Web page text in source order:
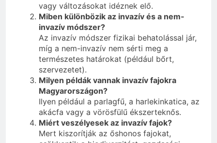
vagy változásokat idéznek elő.
Miben különbözik az invazív és a nem-
invazív módszer?
Az invazív módszer fizikai behatolással jár,
míg a nem-invazív nem sérti meg a
természetes határokat (például bőrt,
szervezetet).
Milyen példák vannak invazív fajokra
Magyarországon?
Ilyen például a parlagfű, a harlekinkatica, az
akácfa vagy a vörösfülű ékszerteknős.
Miért veszélyesek az invazív fajok?
Mert kiszorítják az őshonos fajokat,